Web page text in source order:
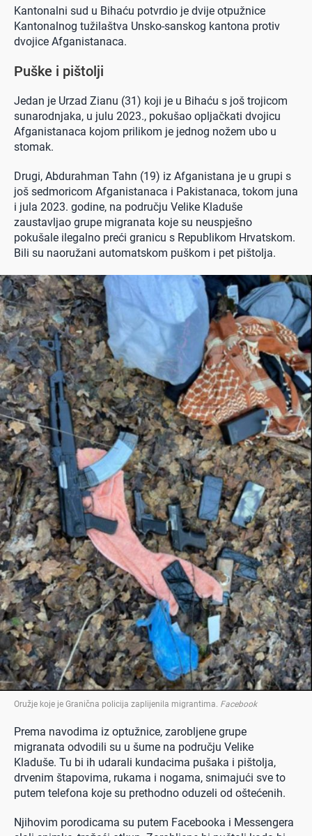
Kantonalni sud u Bihaću potvrdio je dvije otpužnice
Kantonalnog tužilaštva Unsko-sanskog kantona protiv
dvojice Afganistanaca.
Puške i pištolji
Jedan je Urzad Zianu (31) koji je u Bihaću s još trojicom
sunarodnjaka, u julu 2023., pokušao opljačkati dvojicu
Afganistanaca kojom prilikom je jednog nožem ubo u
stomak.
Drugi, Abdurahman Tahn (19) iz Afganistana je u grupi s
još sedmoricom Afganistanaca i Pakistanaca, tokom juna
i jula 2023. godine, na području Velike Kladuše
zaustavljao grupe migranata koje su neuspješno
pokušale ilegalno preći granicu s Republikom Hrvatskom.
Bili su naoružani automatskom puškom i pet pištolja.
Oružje koje je Granična policija zaplijenila migrantima. Facebook
Prema navodima iz optužnice, zarobljene grupe
migranata odvodili su u šume na području Velike
Kladuše. Tu bi ih udarali kundacima pušaka i pištolja,
drvenim štapovima, rukama i nogama, snimajući sve to
putem telefona koje su prethodno oduzeli od oštećenih.
Njihovim porodicama su putem Facebooka i Messengera